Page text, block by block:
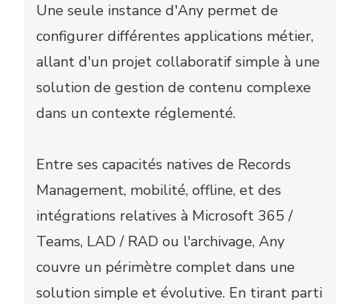
Une seule instance d'Any permet de
configurer différentes applications métier,
allant d'un projet collaboratif simple à une
solution de gestion de contenu complexe
dans un contexte réglementé.
Entre ses capacités natives de Records
Management, mobilité, offline, et des
intégrations relatives à Microsoft 365 /
Teams, LAD / RAD ou l'archivage, Any
couvre un périmètre complet dans une
solution simple et évolutive. En tirant parti